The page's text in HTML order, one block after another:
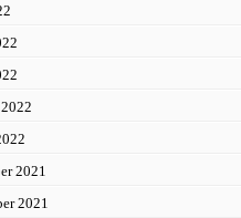
2021
2021